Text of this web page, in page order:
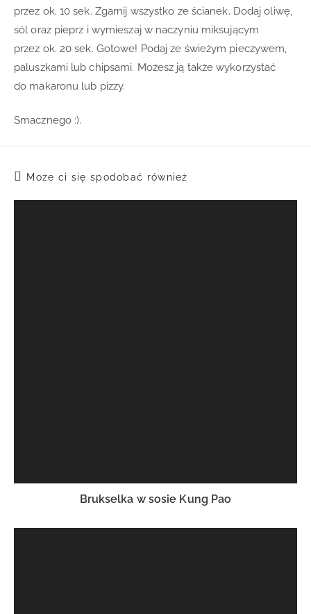
przez ok. 10 sek. Zgarnij wszystko ze ścianek. Dodaj oliwę,
sól oraz pieprz i wymieszaj w naczyniu miksującym
przez ok. 20 sek. Gotowe! Podaj ze świeżym pieczywem,
paluszkami lub chipsami. Możesz ją także wykorzystać
do makaronu lub pizzy.
Smacznego :).
Może ci się spodobać również
Brukselka w sosie Kung Pao